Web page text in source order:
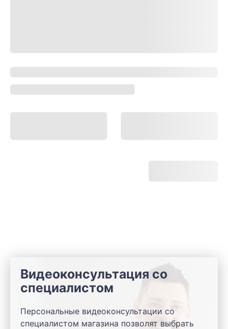
Видеоконсультация со
специалистом
Персональные видеоконсультации со
специалистом магазина позволят выбрать